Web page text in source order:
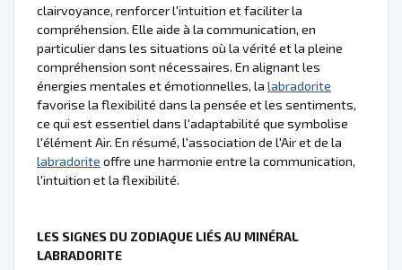
clairvoyance, renforcer l'intuition et faciliter la
compréhension. Elle aide à la communication, en
particulier dans les situations où la vérité et la pleine
compréhension sont nécessaires. En alignant les
énergies mentales et émotionnelles, la labradorite
favorise la flexibilité dans la pensée et les sentiments,
ce qui est essentiel dans l'adaptabilité que symbolise
l'élément Air. En résumé, l'association de l'Air et de la
labradorite offre une harmonie entre la communication,
l'intuition et la flexibilité.
LES SIGNES DU ZODIAQUE LIÉS AU MINÉRAL
LABRADORITE